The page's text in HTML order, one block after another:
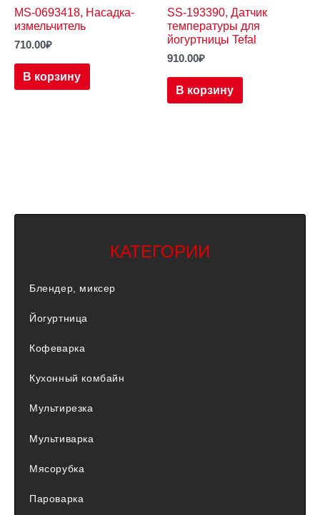
MS-0693418, Насадка-
измельчитель
710.00₽
В корзину
SS-193390, Датчик
температуры для
йогуртницы Tefal
910.00₽
В корзину
КАТЕГОРИИ
Блендер, миксер
Йогуртница
Кофеварка
Кухонный комбайн
Мультирезка
Мультиварка
Мясорубка
Пароварка